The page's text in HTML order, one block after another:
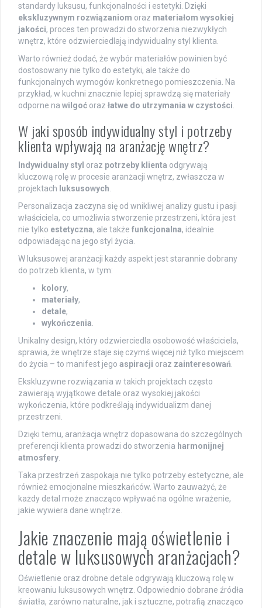
standardy luksusu, funkcjonalności i estetyki. Dzięki
ekskluzywnym rozwiązaniom oraz materiałom wysokiej
jakości, proces ten prowadzi do stworzenia niezwykłych
wnętrz, które odzwierciedlają indywidualny styl klienta.
Warto również dodać, że wybór materiałów powinien być
dostosowany nie tylko do estetyki, ale także do
funkcjonalnych wymogów konkretnego pomieszczenia. Na
przykład, w kuchni znacznie lepiej sprawdzą się materiały
odporne na wilgoć oraz łatwe do utrzymania w czystości.
W jaki sposób indywidualny styl i potrzeby
klienta wpływają na aranżację wnętrz?
Indywidualny styl oraz potrzeby klienta odgrywają
kluczową rolę w procesie aranżacji wnętrz, zwłaszcza w
projektach luksusowych.
Personalizacja zaczyna się od wnikliwej analizy gustu i pasji
właściciela, co umożliwia stworzenie przestrzeni, która jest
nie tylko estetyczna, ale także funkcjonalna, idealnie
odpowiadając na jego styl życia.
W luksusowej aranżacji każdy aspekt jest starannie dobrany
do potrzeb klienta, w tym:
kolory,
materiały,
detale,
wykończenia.
Unikalny design, który odzwierciedla osobowość właściciela,
sprawia, że wnętrze staje się czymś więcej niż tylko miejscem
do życia – to manifest jego aspiracji oraz zainteresowań.
Ekskluzywne rozwiązania w takich projektach często
zawierają wyjątkowe detale oraz wysokiej jakości
wykończenia, które podkreślają indywidualizm danej
przestrzeni.
Dzięki temu, aranżacja wnętrz dopasowana do szczególnych
preferencji klienta prowadzi do stworzenia harmonijnej
atmosfery.
Taka przestrzeń zaspokaja nie tylko potrzeby estetyczne, ale
również emocjonalne mieszkańców. Warto zauważyć, że
każdy detal może znacząco wpływać na ogólne wrażenie,
jakie wywiera dane wnętrze.
Jakie znaczenie mają oświetlenie i
detale w luksusowych aranżacjach?
Oświetlenie oraz drobne detale odgrywają kluczową rolę w
kreowaniu luksusowych wnętrz. Odpowiednio dobrane źródła
światła, zarówno naturalne, jak i sztuczne, potrafią znacząco